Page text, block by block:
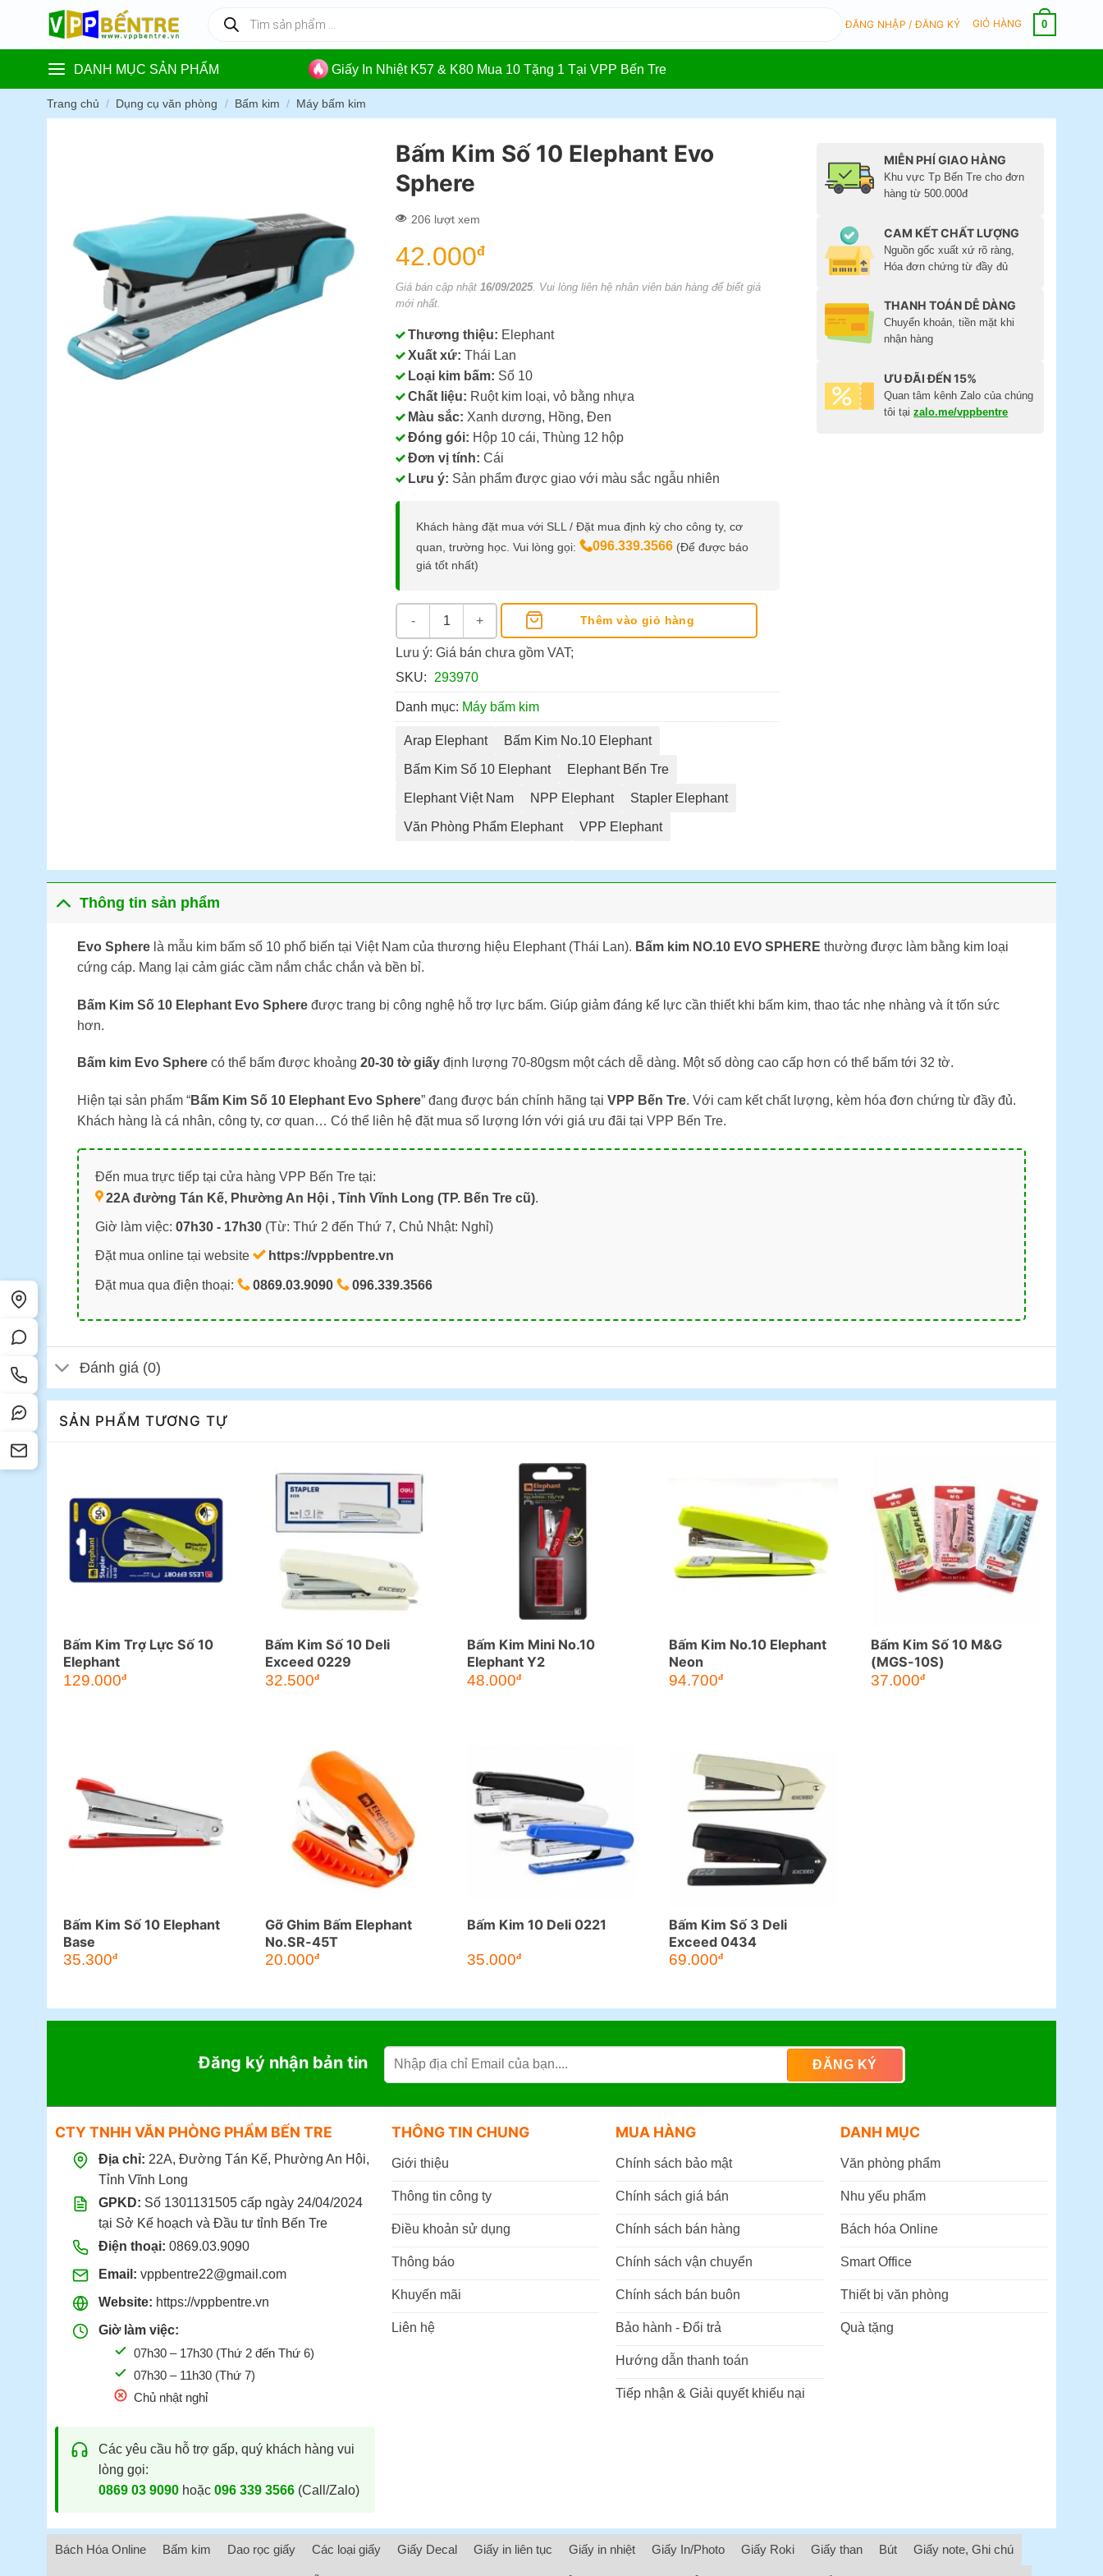
content
kiếm
phẩm
ĐĂNG NHẬP / ĐĂNG KÝ GIỎ HÀNG 0
DANH MỤC SẢN PHẨM Giấy In Nhiệt K57 & K80 Mua 10 Tặng 1 Tại VPP Bến Tre
Trang chủ / Dụng cụ văn phòng / Bấm kim / Máy bấm kim
Bấm Kim Số 10 Elephant Evo
Sphere
206 lượt xem
42.000đ
Giá bán cập nhật 16/09/2025. Vui lòng liên hệ nhân viên bán hàng để biết giá
mới nhất.
Thương thiệu: Elephant
Xuất xứ: Thái Lan
Loại kim bấm: Số 10
Chất liệu: Ruột kim loại, vỏ bằng nhựa
Màu sắc: Xanh dương, Hồng, Đen
Đóng gói: Hộp 10 cái, Thùng 12 hộp
Đơn vị tính: Cái
Lưu ý: Sản phẩm được giao với màu sắc ngẫu nhiên
Khách hàng đặt mua với SLL / Đặt mua định kỳ cho công ty, cơ
quan, trường học. Vui lòng gọi:
096.339.3566 (Để được báo
giá tốt nhất)
Bấm Kim Số 10 Elephant Evo Sphere số lượng
Thêm vào giỏ hàng
Lưu ý: Giá bán chưa gồm VAT;
SKU:
293970
Danh mục: Máy bấm kim
Arap Elephant Bấm Kim No.10 Elephant
Bấm Kim Số 10 Elephant Elephant Bến Tre
Elephant Việt Nam NPP Elephant Stapler Elephant
Văn Phòng Phẩm Elephant VPP Elephant
MIỄN PHÍ GIAO HÀNG
Khu vực Tp Bến Tre cho đơn
hàng từ 500.000đ
CAM KẾT CHẤT LƯỢNG
Nguồn gốc xuất xứ rõ ràng,
Hóa đơn chứng từ đầy đủ
THANH TOÁN DỄ DÀNG
Chuyển khoản, tiền mặt khi
nhận hàng
ƯU ĐÃI ĐẾN 15%
Quan tâm kênh Zalo của chúng
tôi tạizalo.me/vppbentre
Thông tin sản phẩm
Evo Spherelà mẫu kim bấm số 10 phổ biến tại Việt Nam của thương hiệu Elephant (Thái Lan). Bấm kim NO.10 EVO SPHERE thường được làm bằng kim loại
cứng cáp. Mang lại cảm giác cầm nắm chắc chắn và bền bỉ.
Bấm Kim Số 10 Elephant Evo Spheređược trang bị công nghệ hỗ trợ lực bấm. Giúp giảm đáng kể lực cần thiết khi bấm kim, thao tác nhẹ nhàng và ít tốn sức
hơn.
Bấm kim Evo Spherecó thể bấm được khoảng 20-30 tờ giấyđịnh lượng 70-80gsm một cách dễ dàng. Một số dòng cao cấp hơn có thể bấm tới 32 tờ.
Hiện tại sản phẩm “Bấm Kim Số 10 Elephant Evo Sphere” đang được bán chính hãng tại VPP Bến Tre. Với cam kết chất lượng, kèm hóa đơn chứng từ đầy đủ.
Khách hàng là cá nhân, công ty, cơ quan… Có thể liên hệ đặt mua số lượng lớn với giá ưu đãi tại VPP Bến Tre.
Đến mua trực tiếp tại cửa hàng VPP Bến Tre tại:
22A đường Tán Kế, Phường An Hội , Tỉnh Vĩnh Long (TP. Bến Tre cũ).
Giờ làm việc: 07h30 - 17h30(Từ: Thứ 2 đến Thứ 7, Chủ Nhật: Nghỉ)
Đặt mua online tại website https://vppbentre.vn
Đặt mua qua điện thoại: 0869.03.9090 096.339.3566
Đánh giá (0)
SẢN PHẨM TƯƠNG TỰ
Bấm Kim Trợ Lực Số 10
Elephant
129.000đ
Bấm Kim Số 10 Deli
Exceed 0229
32.500đ
Bấm Kim Mini No.10
Elephant Y2
48.000đ
Bấm Kim No.10 Elephant
Neon
94.700đ
Bấm Kim Số 10 M&G
(MGS-10S)
37.000đ
Bấm Kim Số 10 Elephant
Base
35.300đ
Gỡ Ghim Bấm Elephant
No.SR-45T
20.000đ
Bấm Kim 10 Deli 0221
35.000đ
Bấm Kim Số 3 Deli
Exceed 0434
69.000đ
Đăng ký nhận bản tin
CTY TNHH VĂN PHÒNG PHẨM BẾN TRE
Địa chỉ: 22A, Đường Tán Kế, Phường An Hội,
Tỉnh Vĩnh Long
GPKD: Số 1301131505 cấp ngày 24/04/2024
tại Sở Kế hoạch và Đầu tư tỉnh Bến Tre
Điện thoại: 0869.03.9090
Email: vppbentre22@gmail.com
Website: https://vppbentre.vn
Giờ làm việc:
07h30 – 17h30 (Thứ 2 đến Thứ 6)
07h30 – 11h30 (Thứ 7)
Chủ nhật nghỉ
Các yêu cầu hỗ trợ gấp, quý khách hàng vui
lòng gọi:
0869 03 9090hoặc 096 339 3566(Call/Zalo)
THÔNG TIN CHUNG
Giới thiệu
Thông tin công ty
Điều khoản sử dụng
Thông báo
Khuyến mãi
Liên hệ
MUA HÀNG
Chính sách bảo mật
Chính sách giá bán
Chính sách bán hàng
Chính sách vận chuyển
Chính sách bán buôn
Bảo hành - Đổi trả
Hướng dẫn thanh toán
Tiếp nhận & Giải quyết khiếu nại
DANH MỤC
Văn phòng phẩm
Nhu yếu phẩm
Bách hóa Online
Smart Office
Thiết bị văn phòng
Quà tặng
Bách Hóa Online Bấm kim Dao rọc giấy Các loại giấy Giấy Decal Giấy in liên tục Giấy in nhiệt Giấy In/Photo Giấy Roki Giấy than Bút Giấy note, Ghi chú